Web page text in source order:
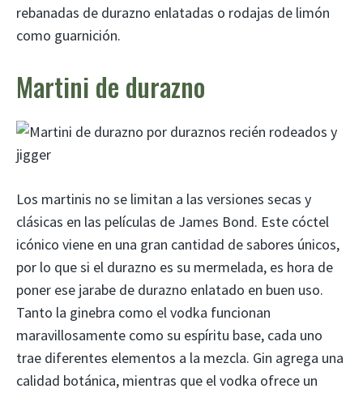
rebanadas de durazno enlatadas o rodajas de limón
como guarnición.
Martini de durazno
Los martinis no se limitan a las versiones secas y
clásicas en las películas de James Bond. Este cóctel
icónico viene en una gran cantidad de sabores únicos,
por lo que si el durazno es su mermelada, es hora de
poner ese jarabe de durazno enlatado en buen uso.
Tanto la ginebra como el vodka funcionan
maravillosamente como su espíritu base, cada uno
trae diferentes elementos a la mezcla. Gin agrega una
calidad botánica, mientras que el vodka ofrece un